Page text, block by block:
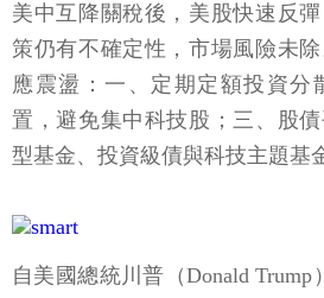
美中互降關稅後，美股快速反
策仍有不確定性，市場風險未
應震盪：一、定期定額投資分
置，避免集中科技股；三、股
型基金、投資級債與科技主題基
自美國總統川普（Donald Trump